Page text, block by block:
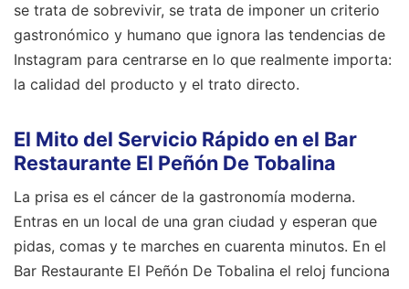
se trata de sobrevivir, se trata de imponer un criterio
gastronómico y humano que ignora las tendencias de
Instagram para centrarse en lo que realmente importa:
la calidad del producto y el trato directo.
El Mito del Servicio Rápido en el Bar
Restaurante El Peñón De Tobalina
La prisa es el cáncer de la gastronomía moderna.
Entras en un local de una gran ciudad y esperan que
pidas, comas y te marches en cuarenta minutos. En el
Bar Restaurante El Peñón De Tobalina el reloj funciona